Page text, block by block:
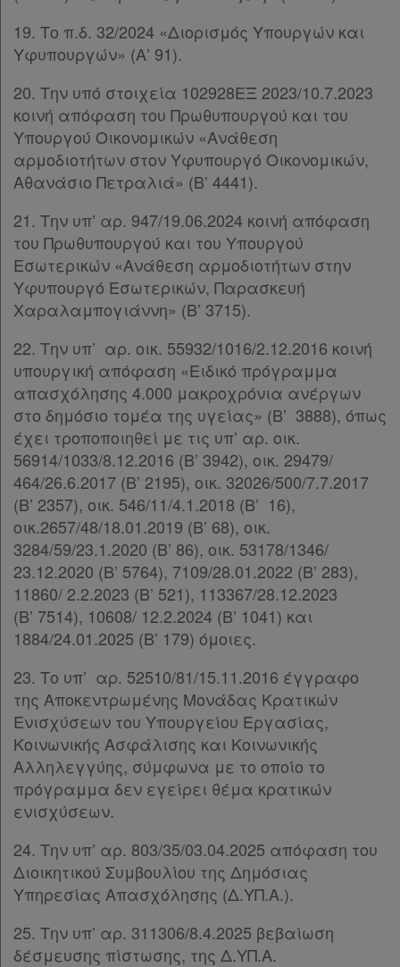
συνδρομητές
Τα
αγαπημένα
μου
Οι
σημειώσεις
μου
Ψάχνω
και
δε
βρίσκω
19. Το π.δ. 32/2024 «Διορισμός Υπουργών και
Υφυπουργών» (Α’ 91).
20. Την υπό στοιχεία 102928ΕΞ 2023/10.7.2023
κοινή απόφαση του Πρωθυπουργού και του
Υπουργού Οικονομικών «Ανάθεση
αρμοδιοτήτων στον Υφυπουργό Οικονομικών,
Αθανάσιο Πετραλιά» (Β’ 4441).
21. Την υπ’ αρ. 947/19.06.2024 κοινή απόφαση
του Πρωθυπουργού και του Υπουργού
Εσωτερικών «Ανάθεση αρμοδιοτήτων στην
Υφυπουργό Εσωτερικών, Παρασκευή
Χαραλαμπογιάννη» (Β’ 3715).
22. Την υπ’ αρ. οικ. 55932/1016/2.12.2016 κοινή
υπουργική απόφαση «Ειδικό πρόγραμμα
απασχόλησης 4.000 μακροχρόνια ανέργων
στο δημόσιο τομέα της υγείας» (Β’ 3888), όπως
έχει τροποποιηθεί με τις υπ’ αρ. οικ.
56914/1033/8.12.2016 (Β’ 3942), οικ. 29479/
464/26.6.2017 (Β’ 2195), οικ. 32026/500/7.7.2017
(Β’ 2357), οικ. 546/11/4.1.2018 (Β’ 16),
οικ.2657/48/18.01.2019 (Β’ 68), οικ.
3284/59/23.1.2020 (Β’ 86), οικ. 53178/1346/
23.12.2020 (Β’ 5764), 7109/28.01.2022 (Β’ 283),
11860/ 2.2.2023 (Β’ 521), 113367/28.12.2023
(Β’ 7514), 10608/ 12.2.2024 (Β’ 1041) και
1884/24.01.2025 (Β’ 179) όμοιες.
23. Το υπ’ αρ. 52510/81/15.11.2016 έγγραφο
της Αποκεντρωμένης Μονάδας Κρατικών
Ενισχύσεων του Υπουργείου Εργασίας,
Κοινωνικής Ασφάλισης και Κοινωνικής
Αλληλεγγύης, σύμφωνα με το οποίο το
πρόγραμμα δεν εγείρει θέμα κρατικών
ενισχύσεων.
24. Την υπ’ αρ. 803/35/03.04.2025 απόφαση του
Διοικητικού Συμβουλίου της Δημόσιας
Υπηρεσίας Απασχόλησης (Δ.ΥΠ.Α.).
25. Την υπ’ αρ. 311306/8.4.2025 βεβαίωση
δέσμευσης πίστωσης, της Δ.ΥΠ.Α.